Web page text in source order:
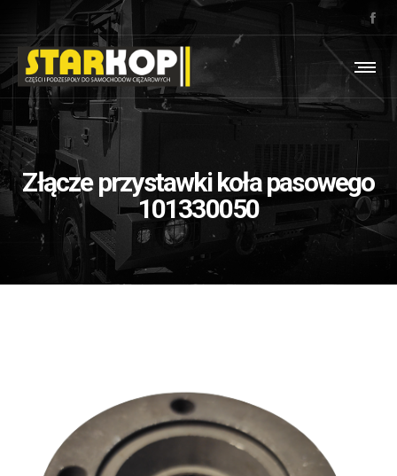
Złącze przystawki koła pasowego
101330050